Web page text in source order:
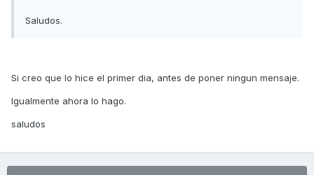
Saludos.
Si creo que lo hice el primer dia, antes de poner ningun mensaje.
Igualmente ahora lo hago.
saludos